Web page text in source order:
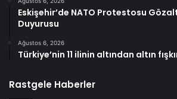
Eskişehir’de NATO Protestosu
Duyurusu
Ağustos 6, 2026
Türkiye’nin 11 ilinin altından altın
Rastgele Haberler